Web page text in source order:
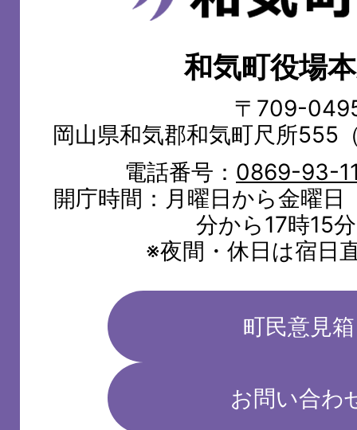
気
和気町役場
〒709-
岡山県和気郡和気町尺所555
電話番号： 0869-93-
開庁時間：月曜日から金曜
分から17時15
※夜間・休日は宿日
町民意見箱
お問い合わ